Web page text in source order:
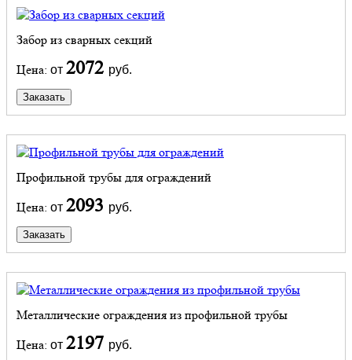
Забор из сварных секций
Цена: от 2072 руб.
Заказать
Профильной трубы для ограждений
Цена: от 2093 руб.
Заказать
Металлические ограждения из профильной трубы
Цена: от 2197 руб.